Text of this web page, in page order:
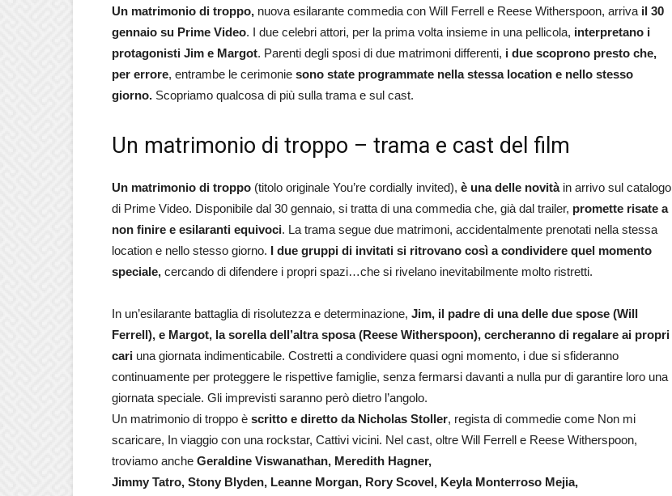
Un matrimonio di troppo, nuova esilarante commedia con Will Ferrell e Reese Witherspoon, arriva il 30
gennaio su Prime Video. I due celebri attori, per la prima volta insieme in una pellicola, interpretano i
protagonisti Jim e Margot. Parenti degli sposi di due matrimoni differenti, i due scoprono presto che,
per errore, entrambe le cerimonie sono state programmate nella stessa location e nello stesso
giorno. Scopriamo qualcosa di più sulla trama e sul cast.
Un matrimonio di troppo – trama e cast del film
Un matrimonio di troppo (titolo originale You’re cordially invited), è una delle novitàin arrivo sul catalogo
di Prime Video. Disponibile dal 30 gennaio, si tratta di una commedia che, già dal trailer, promette risate a
non finire e esilaranti equivoci. La trama segue due matrimoni, accidentalmente prenotati nella stessa
location e nello stesso giorno. I due gruppi di invitati si ritrovano così a condividere quel momento
speciale, cercando di difendere i propri spazi…che si rivelano inevitabilmente molto ristretti.
In un’esilarante battaglia di risolutezza e determinazione, Jim, il padre di una delle due spose (Will
Ferrell), e Margot, la sorella dell’altra sposa (Reese Witherspoon), cercheranno di regalare ai propri
cari una giornata indimenticabile. Costretti a condividere quasi ogni momento, i due si sfideranno
continuamente per proteggere le rispettive famiglie, senza fermarsi davanti a nulla pur di garantire loro una
giornata speciale. Gli imprevisti saranno però dietro l’angolo.
Un matrimonio di troppo è scritto e diretto da Nicholas Stoller, regista di commedie come Non mi
scaricare, In viaggio con una rockstar, Cattivi vicini. Nel cast, oltre Will Ferrell e Reese Witherspoon,
troviamo anche Geraldine Viswanathan, Meredith Hagner,
Jimmy Tatro, Stony Blyden, Leanne Morgan, Rory Scovel, Keyla Monterroso Mejia,